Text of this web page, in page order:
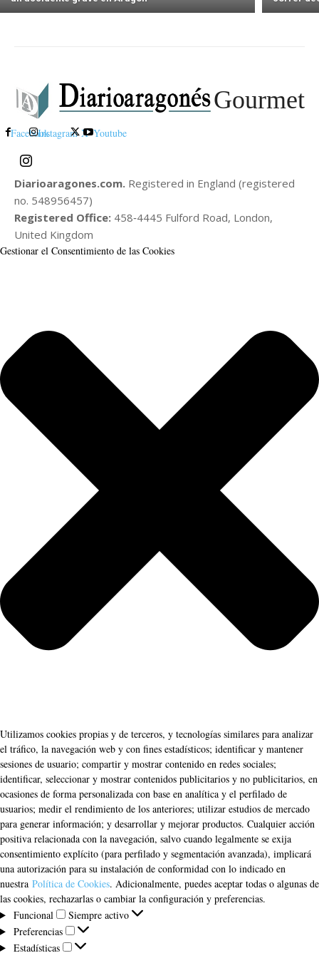
Gourmet
FacebookInstagram X Youtube
Diarioaragones.com. Registered in England (registered
no. 548956457)
Registered Office: 458‑4445 Fulford Road, London,
United Kingdom
Gestionar el Consentimiento de las Cookies
Utilizamos cookies propias y de terceros, y tecnologías similares para analizar
el tráfico, la navegación web y con fines estadísticos; identificar y mantener
sesiones de usuario; compartir y mostrar contenido en redes sociales;
identificar, seleccionar y mostrar contenidos publicitarios y no publicitarios, en
ocasiones de forma personalizada con base en analítica y el perfilado de
usuarios; medir el rendimiento de los anteriores; utilizar estudios de mercado
para generar información; y desarrollar y mejorar productos. Cualquier acción
positiva relacionada con la navegación, salvo cuando legalmente se exija
consentimiento explícito (para perfilado y segmentación avanzada), implicará
una autorización para su instalación de conformidad con lo indicado en
nuestra Política de Cookies. Adicionalmente, puedes aceptar todas o algunas de
las cookies, rechazarlas o cambiar la configuración y preferencias.
Funcional
Funcional
Siempre activo
Preferencias
Preferencias
Estadísticas
Estadísticas